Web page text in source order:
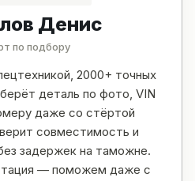
Денис
по подбору
2000+ точных
деталь по фото, VIN
даже со стёртой
совместимость и
задержек на таможне.
— поможем даже с